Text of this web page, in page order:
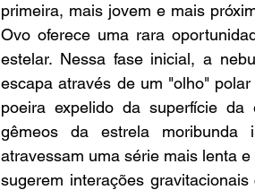
primeira, mais jovem e mais
Ovo oferece uma rara
estelar. Nessa fase inicial, a
escapa através de um "olho"
poeira expelido da superfície
gêmeos da estrela moribunda
atravessam uma série mais lenta
sugerem interações